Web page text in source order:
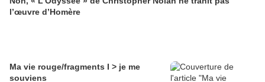
l’œuvre d’Homère
Ma vie rouge/fragments I > je me
souviens